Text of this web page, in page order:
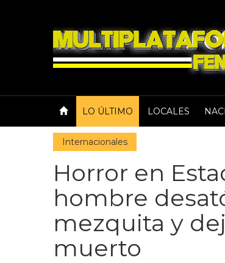
LO ÚLTIMO LOCALES
Internacionales
Horror en
hombre
mezquita y
muerto